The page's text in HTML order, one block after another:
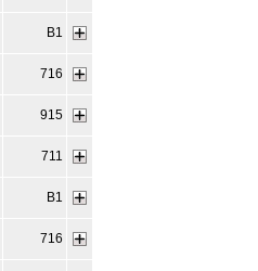
B1
716
915
711
B1
716